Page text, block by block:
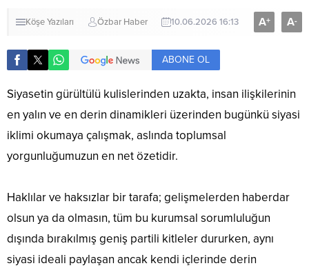
Köşe Yazıları Özbar Haber 10.06.2026 16:13 A+ A-
ABONE OL
Siyasetin gürültülü kulislerinden uzakta, insan ilişkilerinin
en yalın ve en derin dinamikleri üzerinden bugünkü siyasi
iklimi okumaya çalışmak, aslında toplumsal
yorgunluğumuzun en net özetidir.
Haklılar ve haksızlar bir tarafa; gelişmelerden haberdar
olsun ya da olmasın, tüm bu kurumsal sorumluluğun
dışında bırakılmış geniş partili kitleler dururken, aynı
siyasi ideali paylaşan ancak kendi içlerinde derin